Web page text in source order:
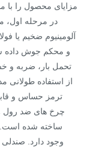
مزایای محصول را با
در مرحله اول،
آلومینیوم ضخیم یا
و محکم جوش داده
تحمل بار، ضربه
از استفاده
ترمز حساس و
چرخ های ضد رول
ساخته شده است.
وجود دارد.